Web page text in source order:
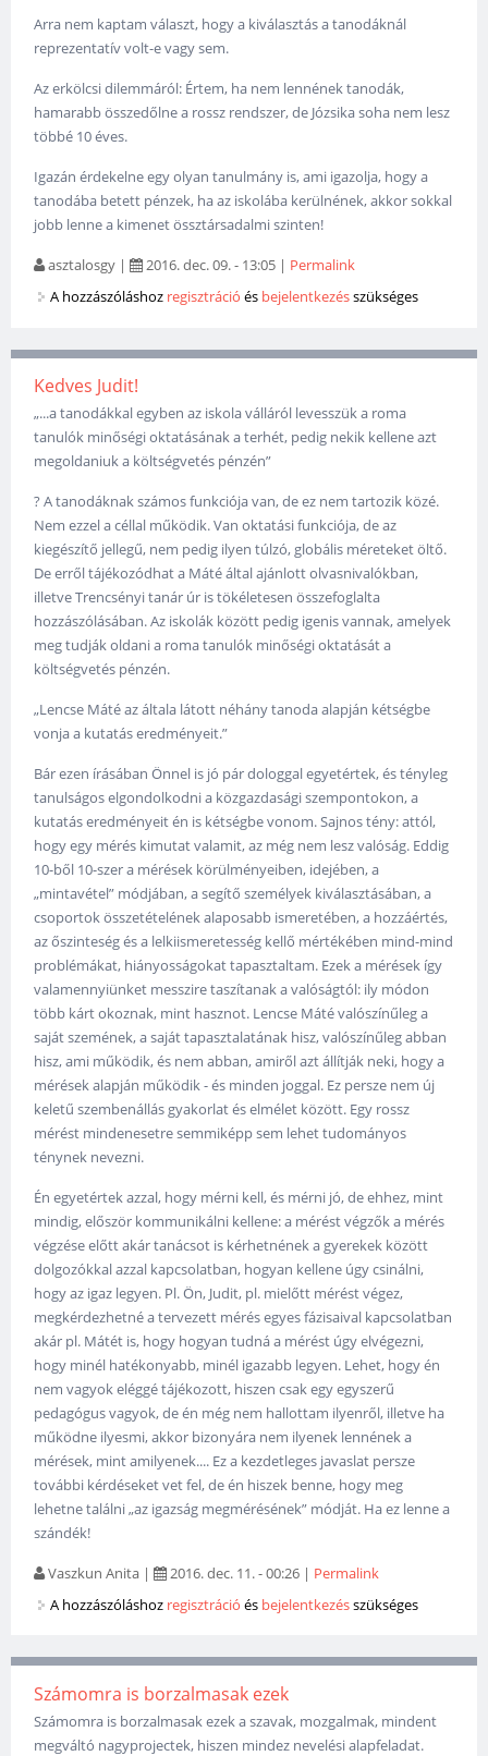
Arra nem kaptam választ, hogy a kiválasztás a tanodáknál
reprezentatív volt-e vagy sem.
Az erkölcsi dilemmáról: Értem, ha nem lennének tanodák,
hamarabb összedőlne a rossz rendszer, de Józsika soha nem lesz
többé 10 éves.
Igazán érdekelne egy olyan tanulmány is, ami igazolja, hogy a
tanodába betett pénzek, ha az iskolába kerülnének, akkor sokkal
jobb lenne a kimenet össztársadalmi szinten!
asztalosgy | 2016. dec. 09. - 13:05 | Permalink
A hozzászóláshoz regisztráció és bejelentkezésszükséges
Kedves Judit!
„...a tanodákkal egyben az iskola válláról levesszük a roma
tanulók minőségi oktatásának a terhét, pedig nekik kellene azt
megoldaniuk a költségvetés pénzén”
? A tanodáknak számos funkciója van, de ez nem tartozik közé.
Nem ezzel a céllal működik. Van oktatási funkciója, de az
kiegészítő jellegű, nem pedig ilyen túlzó, globális méreteket öltő.
De erről tájékozódhat a Máté által ajánlott olvasnivalókban,
illetve Trencsényi tanár úr is tökéletesen összefoglalta
hozzászólásában. Az iskolák között pedig igenis vannak, amelyek
meg tudják oldani a roma tanulók minőségi oktatását a
költségvetés pénzén.
„Lencse Máté az általa látott néhány tanoda alapján kétségbe
vonja a kutatás eredményeit.”
Bár ezen írásában Önnel is jó pár dologgal egyetértek, és tényleg
tanulságos elgondolkodni a közgazdasági szempontokon, a
kutatás eredményeit én is kétségbe vonom. Sajnos tény: attól,
hogy egy mérés kimutat valamit, az még nem lesz valóság. Eddig
10-ből 10-szer a mérések körülményeiben, idejében, a
„mintavétel” módjában, a segítő személyek kiválasztásában, a
csoportok összetételének alaposabb ismeretében, a hozzáértés,
az őszinteség és a lelkiismeretesség kellő mértékében mind-mind
problémákat, hiányosságokat tapasztaltam. Ezek a mérések így
valamennyiünket messzire taszítanak a valóságtól: ily módon
több kárt okoznak, mint hasznot. Lencse Máté valószínűleg a
saját szemének, a saját tapasztalatának hisz, valószínűleg abban
hisz, ami működik, és nem abban, amiről azt állítják neki, hogy a
mérések alapján működik - és minden joggal. Ez persze nem új
keletű szembenállás gyakorlat és elmélet között. Egy rossz
mérést mindenesetre semmiképp sem lehet tudományos
ténynek nevezni.
Én egyetértek azzal, hogy mérni kell, és mérni jó, de ehhez, mint
mindig, először kommunikálni kellene: a mérést végzők a mérés
végzése előtt akár tanácsot is kérhetnének a gyerekek között
dolgozókkal azzal kapcsolatban, hogyan kellene úgy csinálni,
hogy az igaz legyen. Pl. Ön, Judit, pl. mielőtt mérést végez,
megkérdezhetné a tervezett mérés egyes fázisaival kapcsolatban
akár pl. Mátét is, hogy hogyan tudná a mérést úgy elvégezni,
hogy minél hatékonyabb, minél igazabb legyen. Lehet, hogy én
nem vagyok eléggé tájékozott, hiszen csak egy egyszerű
pedagógus vagyok, de én még nem hallottam ilyenről, illetve ha
működne ilyesmi, akkor bizonyára nem ilyenek lennének a
mérések, mint amilyenek.... Ez a kezdetleges javaslat persze
további kérdéseket vet fel, de én hiszek benne, hogy meg
lehetne találni „az igazság megmérésének” módját. Ha ez lenne a
szándék!
Vaszkun Anita | 2016. dec. 11. - 00:26 | Permalink
A hozzászóláshoz regisztráció és bejelentkezésszükséges
Számomra is borzalmasak ezek
Számomra is borzalmasak ezek a szavak, mozgalmak, mindent
megváltó nagyprojectek, hiszen mindez nevelési alapfeladat.